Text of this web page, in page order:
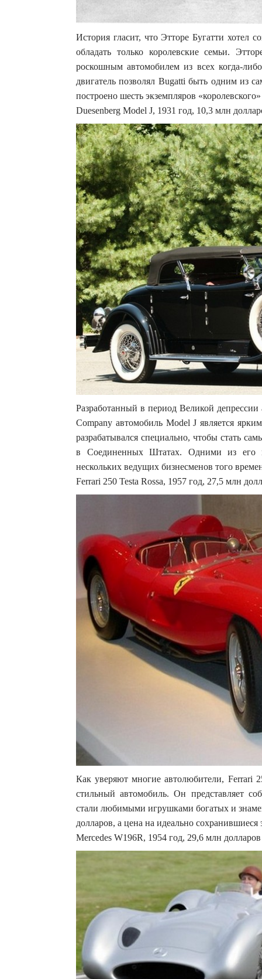
История гласит, что Этторе Бугатти хотел
обладать только королевские семьи.
роскошным автомобилем из всех когда-
двигатель позволял Bugatti быть одним из
построено шесть экземпляров
Duesenberg Model J, 1931 год, 10,3 млн
Разработанный в период Великой
Company автомобиль Model J является
разрабатывался специально, чтобы стать
в Соединенных Штатах. Одними из его
нескольких ведущих бизнесменов того
Ferrari 250 Testa Rossa, 1957 год, 27,5 млн
Как уверяют многие автолюбители, Ferrari
стильный автомобиль. Он представляет
стали любимыми игрушками богатых и
долларов, а цена на идеально
Mercedes W196R, 1954 год, 29,6 млн долларов